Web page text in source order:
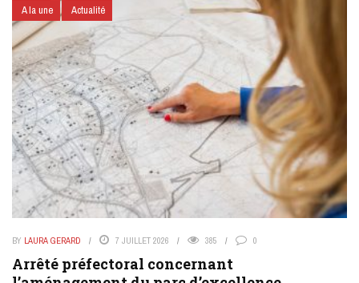
A la une Actualité
BY LAURA GERARD 7 JUILLET 2026 385 0
Arrêté préfectoral concernant